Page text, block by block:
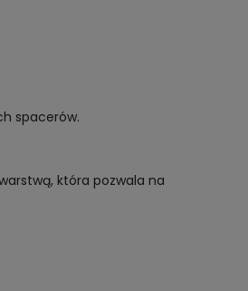
spacerów.
która pozwala na